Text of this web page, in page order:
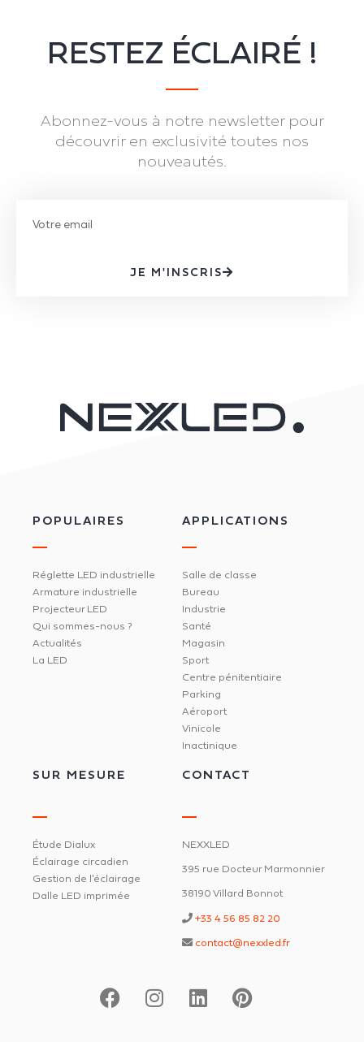
RESTEZ ÉCLAIRÉ !
Abonnez-vous à notre newsletter pour
découvrir en exclusivité toutes nos
nouveautés.
JE M'INSCRIS
POPULAIRES
Réglette LED industrielle
Armature industrielle
Projecteur LED
Qui sommes-nous ?
Actualités
La LED
APPLICATIONS
Salle de classe
Bureau
Industrie
Santé
Magasin
Sport
Centre pénitentiaire
Parking
Aéroport
Vinicole
Inactinique
SUR MESURE
Étude Dialux
Éclairage circadien
Gestion de l'éclairage
Dalle LED imprimée
CONTACT
NEXXLED
395 rue Docteur Marmonnier
38190 Villard Bonnot
+33 4 56 85 82 20
contact@nexxled.fr